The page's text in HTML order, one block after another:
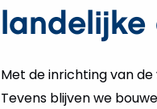
Met de inrichting van
Tevens blijven we